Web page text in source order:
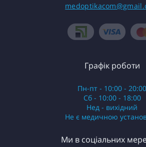
Графік роботи
Пн-пт - 10:00 - 20:00
Сб - 10:00 - 18:00
Нед - вихідний
Не є медичною
Ми в соціальних